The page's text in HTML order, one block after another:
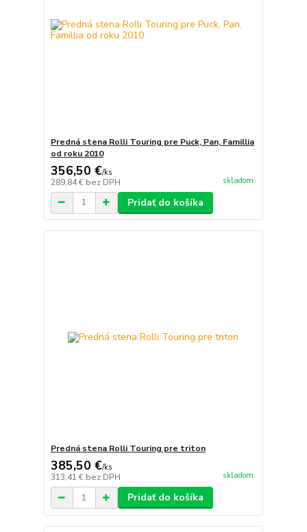
Predná stena Rolli Touring pre Puck, Pan, Famillia
od roku 2010
356,50 €/ks
289,84 € bez DPH skladom
Pridať do košíka
Predná stena Rolli Touring pre triton
385,50 €/ks
313,41 € bez DPH skladom
Pridať do košíka